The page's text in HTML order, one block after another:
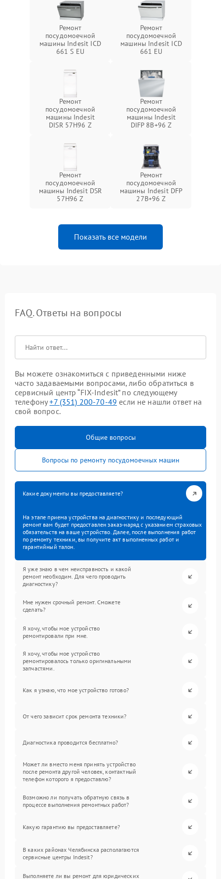
Ремонт
посудомоечной
машины Indesit ICD
661 S EU
Ремонт
посудомоечной
машины Indesit ICD
661 EU
Ремонт
посудомоечной
машины Indesit
DISR 57H96 Z
Ремонт
посудомоечной
машины Indesit
DIFP 8B+96 Z
Ремонт
посудомоечной
машины Indesit DSR
57H96 Z
Ремонт
посудомоечной
машины Indesit DFP
27B+96 Z
Показать все модели
FAQ. Ответы на вопросы
Вы можете ознакомиться с приведенными ниже
часто задаваемыми вопросами, либо обратиться в
сервисный центр “FIX-Indesit” по следующему
телефону+7 (351) 200-70-49 если не нашли ответ на
свой вопрос.
Общие вопросы
Вопросы по ремонту посудомоечных машин
Какие документы вы предоставляете?
На этапе приема устройства на диагностику и последующий
ремонт вам будет предоставлен заказ-наряд с указанием страховых
обязательств на ваше устройство. Далее, после выполнения работ
по ремонту техники, вы получите акт выполненных работ и
гарантийный талон.
Я уже знаю в чем неисправность и какой
ремонт необходим. Для чего проводить
диагностику?
Мне нужен срочный ремонт. Сможете
сделать?
Я хочу, чтобы мое устройство
ремонтировали при мне.
Я хочу, чтобы мое устройство
ремонтировалось только оригинальными
запчастями.
Как я узнаю, что мое устройство готово?
От чего зависит срок ремонта техники?
Диагностика проводится бесплатно?
Может ли вместо меня принять устройство
после ремонта другой человек, контактный
телефон которого я предоставлю?
Возможно ли получать обратную связь в
процессе выполнения ремонтных работ?
Какую гарантию вы предоставляете?
В каких районах Челябинска располагаются
сервисные центры Indesit?
Выполняете ли вы ремонт для юридических